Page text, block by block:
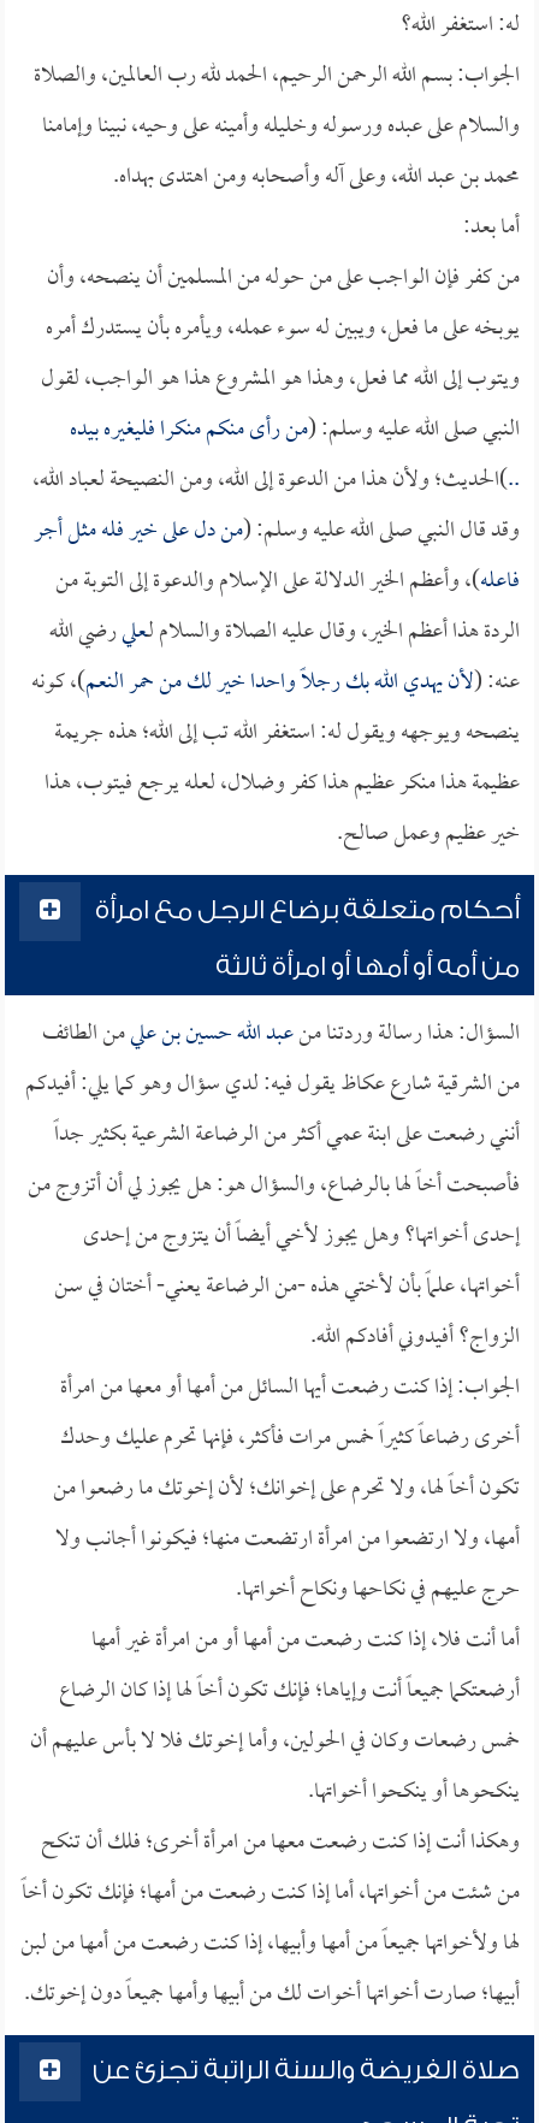
له: استغفر الله؟
الجواب: بسم الله الرحمن الرحيم، الحمد لله رب العالمين، والصلاة
والسلام على عبده ورسوله وخليله وأمينه على وحيه، نبينا وإمامنا
محمد بن عبد الله، وعلى آله وأصحابه ومن اهتدى بهداه.
أما بعد:
من كفر فإن الواجب على من حوله من المسلمين أن ينصحه، وأن
يوبخه على ما فعل، ويبين له سوء عمله، ويأمره بأن يستدرك أمره
ويتوب إلى الله مما فعل، وهذا هو المشروع هذا هو الواجب، لقول
النبي صلى الله عليه وسلم: (من رأى منكم منكرا فليغيره بيده
..)الحديث؛ ولأن هذا من الدعوة إلى الله، ومن النصيحة لعباد الله،
وقد قال النبي صلى الله عليه وسلم: (من دل على خير فله مثل أجر
فاعله)، وأعظم الخير الدلالة على الإسلام والدعوة إلى التوبة من
الردة هذا أعظم الخير، وقال عليه الصلاة والسلام لـعليرضي الله
عنه: (لأن يهدي الله بك رجلاً واحدا خير لك من حمر النعم)، كونه
ينصحه ويوجهه ويقول له: استغفر الله تب إلى الله؛ هذه جريمة
عظيمة هذا منكر عظيم هذا كفر وضلال، لعله يرجع فيتوب، هذا
خير عظيم وعمل صالح.
أحكام متعلقة برضاع الرجل مع امرأة
من أمه أو أمها أو امرأة ثالثة
السؤال: هذا رسالة وردتنا منعبد الله حسين بن عليمن الطائف
من الشرقية شارع عكاظ يقول فيه: لدي سؤال وهو كما يلي: أفيدكم
أنني رضعت على ابنة عمي أكثر من الرضاعة الشرعية بكثير جداً
فأصبحت أخاً لها بالرضاع، والسؤال هو: هل يجوز لي أن أتزوج من
إحدى أخواتها؟ وهل يجوز لأخي أيضاً أن يتزوج من إحدى
أخواتها، علماً بأن لأختي هذه -من الرضاعة يعني- أختان في سن
الزواج؟ أفيدوني أفادكم الله.
الجواب: إذا كنت رضعت أيها السائل من أمها أو معها من امرأة
أخرى رضاعاً كثيراً خمس مرات فأكثر، فإنها تحرم عليك وحدك
تكون أخاً لها، ولا تحرم على إخوانك؛ لأن إخوتك ما رضعوا من
أمها، ولا ارتضعوا من امرأة ارتضعت منها؛ فيكونوا أجانب ولا
حرج عليهم في نكاحها ونكاح أخواتها.
أما أنت فلا، إذا كنت رضعت من أمها أو من امرأة غير أمها
أرضعتكما جميعاً أنت وإياها؛ فإنك تكون أخاً لها إذا كان الرضاع
خمس رضعات وكان في الحولين، وأما إخوتك فلا لا بأس عليهم أن
ينكحوها أو ينكحوا أخواتها.
وهكذا أنت إذا كنت رضعت معها من امرأة أخرى؛ فلك أن تنكح
من شئت من أخواتها، أما إذا كنت رضعت من أمها؛ فإنك تكون أخاً
لها ولأخواتها جميعاً من أمها وأبيها، إذا كنت رضعت من أمها من لبن
أبيها؛ صارت أخواتها أخوات لك من أبيها وأمها جميعاً دون إخوتك.
صلاة الفريضة والسنة الراتبة تجزئ عن